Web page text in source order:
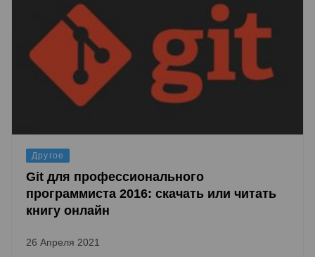
Другое
Git для профессионального
программиста 2016: скачать или читать
книгу онлайн
26 Апреля 2021